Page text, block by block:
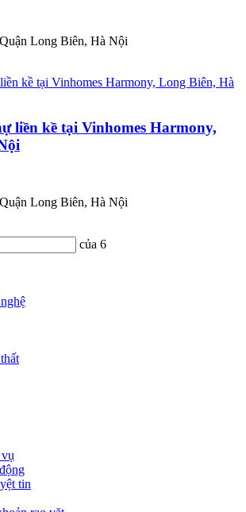
Long Biên, Hà Nội
liền kề tại Vinhomes Harmony,
Long Biên, Hà Nội
của 6
tin